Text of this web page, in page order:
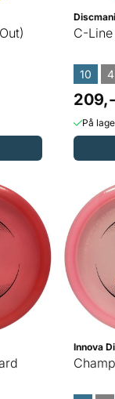
C-Line
10 4
209,-
På
Innova